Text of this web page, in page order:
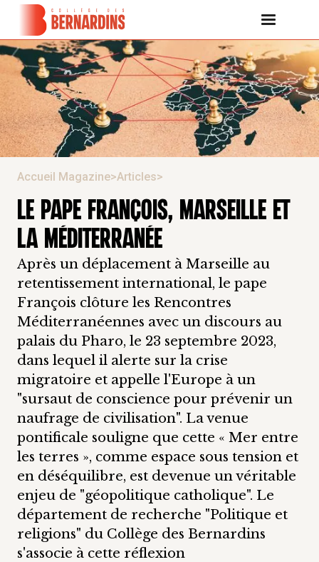
Accueil Magazine>Articles>
LE PAPE FRANÇOIS, MARSEILLE ET
LA MÉDITERRANÉE
Après un déplacement à Marseille au
retentissement international, le pape
François clôture les Rencontres
Méditerranéennes avec un discours au
palais du Pharo, le 23 septembre 2023,
dans lequel il alerte sur la crise
migratoire et appelle l'Europe à un
"sursaut de conscience pour prévenir un
naufrage de civilisation". La venue
pontificale souligne que cette « Mer entre
les terres », comme espace sous tension et
en déséquilibre, est devenue un véritable
enjeu de "géopolitique catholique". Le
département de recherche "Politique et
religions" du Collège des Bernardins
s'associe à cette réflexion